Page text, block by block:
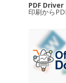
PDF Driver
印刷から